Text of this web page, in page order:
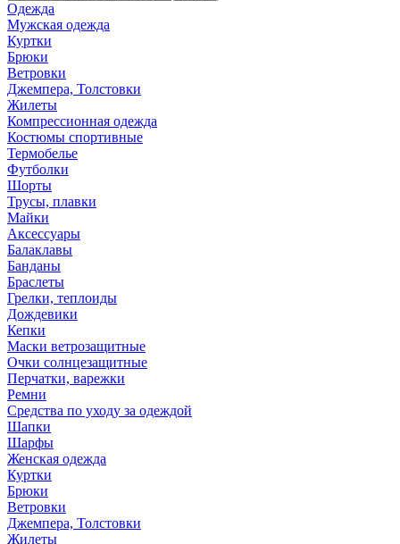
Одежда
Мужская одежда
Куртки
Брюки
Ветровки
Джемпера, Толстовки
Жилеты
Компрессионная одежда
Костюмы спортивные
Термобелье
Футболки
Шорты
Трусы, плавки
Майки
Аксессуары
Балаклавы
Банданы
Браслеты
Грелки, теплоиды
Дождевики
Кепки
Маски ветрозащитные
Очки солнцезащитные
Перчатки, варежки
Ремни
Средства по уходу за одеждой
Шапки
Шарфы
Женская одежда
Куртки
Брюки
Ветровки
Джемпера, Толстовки
Жилеты